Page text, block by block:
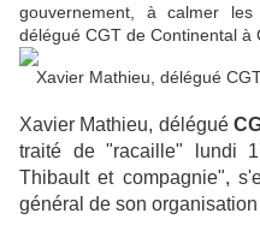
gouvernement, à calmer les
délégué CGT de Continental à
Xavier Mathieu, délégué
Xavier Mathieu, délégué
traité de "racaille" lundi
Thibault et compagnie",
général de son